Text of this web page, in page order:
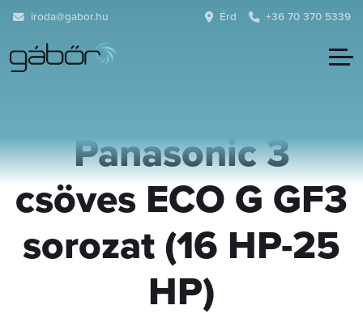
iroda@gabor.hu Érd +36 70 370 5339
Panasonic 3
csöves ECO G GF3
sorozat (16 HP-25
HP)